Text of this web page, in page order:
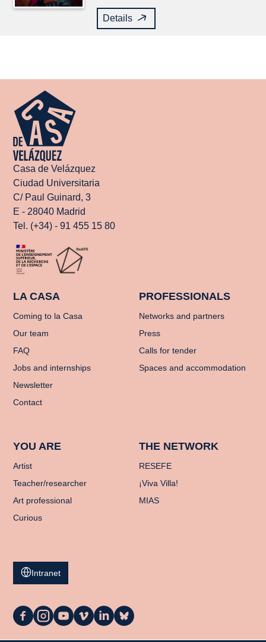
Details
Casa de Velázquez
Ciudad Universitaria
C/ Paul Guinard, 3
E - 28040 Madrid
Tel. (+34) - 91 455 15 80
LA CASA
Coming to la Casa
Our team
FAQ
Jobs and internships
Newsletter
Contact
PROFESSIONALS
Networks and partners
Press
Calls for tender
Spaces and accommodation
YOU ARE
Artist
Teacher/researcher
Art professional
Curious
THE NETWORK
RESEFE
¡Viva Villa!
MIAS
Intranet
La
La
La
La
La
La